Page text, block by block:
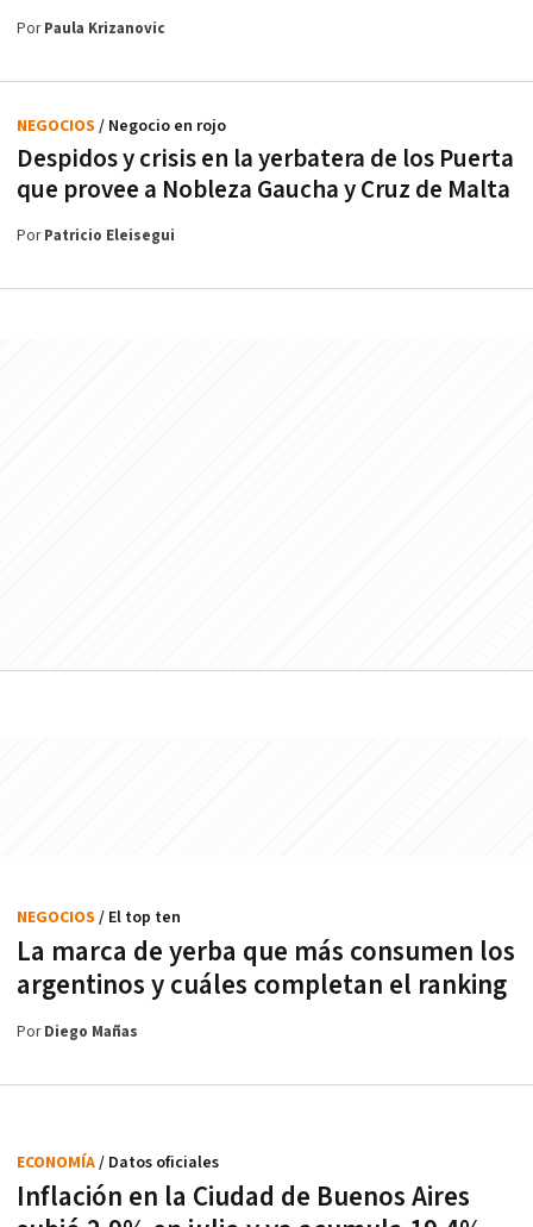
PorPaula Krizanovic
Despidos y crisis en la yerbatera de los Puerta
que provee a Nobleza Gaucha y Cruz de Malta
NEGOCIOS / Negocio en rojo
PorPatricio Eleisegui
La marca de yerba que más consumen los
argentinos y cuáles completan el ranking
NEGOCIOS / El top ten
PorDiego Mañas
Inflación en la Ciudad de Buenos Aires
ECONOMÍA/ Datos oficiales